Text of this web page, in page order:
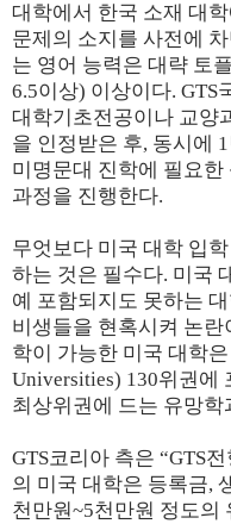
대학에서 한국 소재 대
문제의 소지를 사전에
는 영어 능력은 대략 토
6.5이상) 이상이다. GTS
대학기초전공이나 교양
을 인정받은 후, 동시에
미명문대 진학에 필요
과정을 진행한다.
무엇보다 미국 대학 입
하는 것은 필수다. 미국
예 포함되지도 못하는
비생들을 현혹시켜 논란
학이 가능한 미국 대학
Universities) 130위권에
최상위권에 드는 유망
GTS코리아 측은 “GTS
의 미국 대학은 등록금,
천만원~5천만원 정도의